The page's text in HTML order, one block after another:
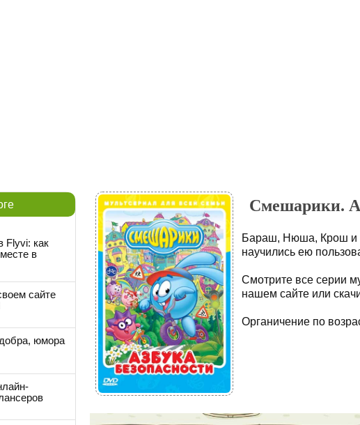
Смешарики.
Бараш, Нюша, Крош и
научились ею
Смотрите все серии
нашем сайте или
Органичение по
Flyvi: как
в
сайте
юмора